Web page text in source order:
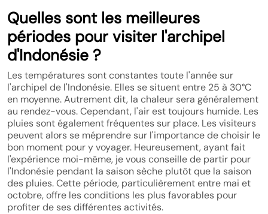
Quelles sont les meilleures
périodes pour visiter l'archipel
d'Indonésie ?
Les températures sont constantes toute l'année sur
l'archipel de l'Indonésie. Elles se situent entre 25 à 30°C
en moyenne. Autrement dit, la chaleur sera généralement
au rendez-vous. Cependant, l'air est toujours humide. Les
pluies sont également fréquentes sur place. Les visiteurs
peuvent alors se méprendre sur l'importance de choisir le
bon moment pour y voyager. Heureusement, ayant fait
l'expérience moi-même, je vous conseille de partir pour
l'Indonésie pendant la saison sèche plutôt que la saison
des pluies. Cette période, particulièrement entre mai et
octobre, offre les conditions les plus favorables pour
profiter de ses différentes activités.